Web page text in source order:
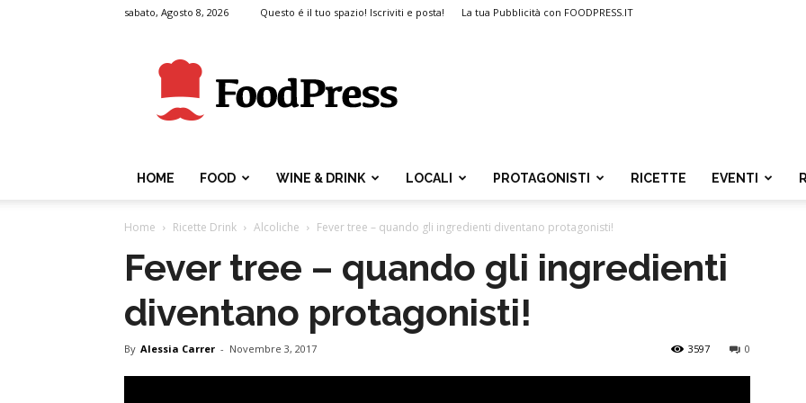
sabato, Agosto 8, 2026 Questo é il tuo spazio! Iscriviti e posta! La tua Pubblicità con FOODPRESS.IT
FoodPress
HOME FOOD WINE & DRINK LOCALI PROTAGONISTI RICETTE EVENTI
Home Ricette Drink Alcoliche Fever tree – quando gli ingredienti diventano protagonisti!
Fever tree – quando gli ingredienti
diventano protagonisti!
By Alessia Carrer - Novembre 3, 2017 0
3597